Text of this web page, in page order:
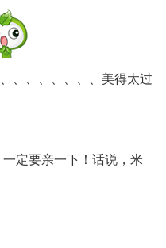
、、、、、、、美得太过
一定要亲一下！话说，米